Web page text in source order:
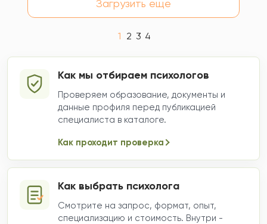
Загрузить еще
1 2 3 4
Как мы отбираем психологов
Проверяем образование, документы и
данные профиля перед публикацией
специалиста в каталоге.
Как проходит проверка
Как выбрать психолога
Смотрите на запрос, формат, опыт,
специализацию и стоимость. Внутри -